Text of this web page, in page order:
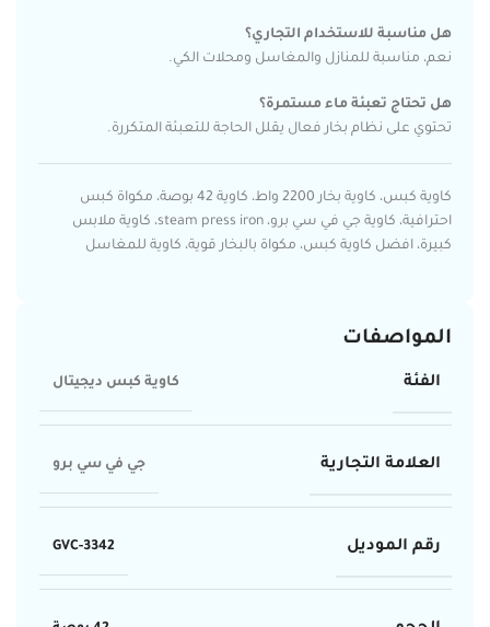
هل مناسبة للاستخدام التجاري؟
نعم، مناسبة للمنازل والمغاسل ومحلات الكي.
هل تحتاج تعبئة ماء مستمرة؟
تحتوي على نظام بخار فعال يقلل الحاجة للتعبئة المتكررة.
كاوية كبس، كاوية بخار 2200 واط، كاوية 42 بوصة، مكواة كبس
احترافية، كاوية جي في سي برو، steam press iron، كاوية ملابس
كبيرة، افضل كاوية كبس، مكواة بالبخار قوية، كاوية للمغاسل
المواصفات
الفئة كاوية كبس ديجيتال
العلامة التجارية جي في سي برو
رقم الموديل GVC-3342